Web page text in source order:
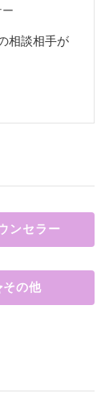
相談相手が
ンセラー
その他